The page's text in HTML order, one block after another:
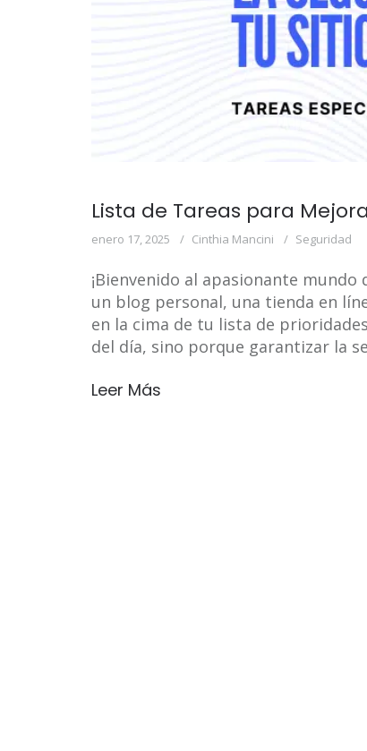
Lista de Tareas para
enero 17, 2025 Cinthia Mancini Seguridad
¡Bienvenido al apasionante
un blog personal, una tienda en
en la cima de tu lista de
del día, sino porque garantizar la
Leer Más